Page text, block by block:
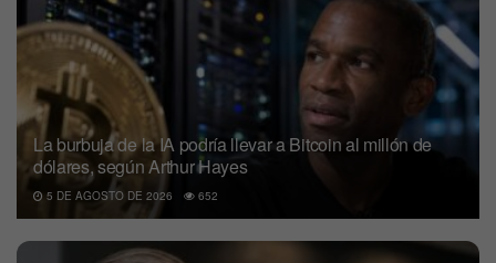
La burbuja de la IA podría llevar a Bitcoin al millón de
dólares, según Arthur Hayes
5 DE AGOSTO DE 2026 652